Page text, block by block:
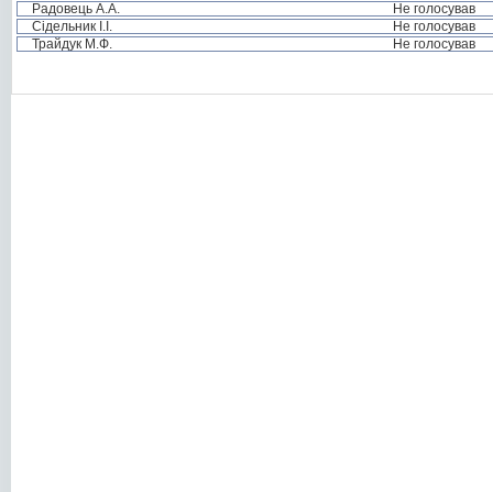
Радовець А.А.
Не голосував
Сідельник І.І.
Не голосував
Трайдук М.Ф.
Не голосував